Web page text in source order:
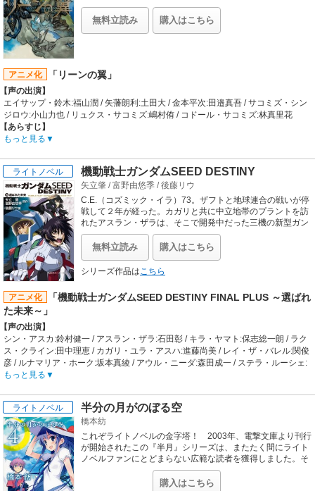
東映アニメーション
【スタッフ情報】
プロデューサー:大野逸雄、亀田雅之、鶴崎りか、鷲尾天 / シリーズディレクター:
小村敏明 / シリーズ構成:長津晴子 / キャラクターデザイン:稲上晃 / 色彩設計:沢田
豊二 / 美術デザイン:行信三 / 製作担当:坂井和男
【音楽】
OP:うちやえゆかwith Splash Stars「まかせて★スプラッシュ☆スター★」 / ED1:
五條真由美「「笑うが勝ち！」でGO!」 / ED2:五條真由美withフラッピ＆チョッ
ピーズ「ガンバランスdeダンス」
たな戦乱の渦中となった迫水は!?
無料立読み 購入はこちら
アニメ化 「リーンの翼」
【声の出演】
エイサップ・鈴木:福山潤 / 矢藩朗利:土田大 / 金本平次:田邉真吾 / サコミズ・シン
ジロウ:小山力也 / リュクス・サコミズ:嶋村侑 / コドール・サコミズ:林真里花
【あらすじ】
山口県の岩国市には海上自衛隊と在日米軍の基地がある。基地に近いアパートに
う。同じアパートに住む朗利と金本がロケット弾を米軍基地に打ち込んだのだ。
エイサップは逃げるバイクの上で、海中から光が溢れ出すのを見た。光の中から
現れたのは戦艦だった。しかも空を飛んでいて、虫の足が生えている戦艦だった
のだ。戦艦には美しい姫が乗っていた。バイストン・ウェルにあるホウジョウ国
のリュクスと名乗った少女の足には、光る翼の靴があった。「私の父は日本人シ
ンジロウ・サコミズである!手伝ってくれるな!エイサップ・鈴木!」初めて会うエ
イサップの名を言い当てたリュクスは異世界から来たのだと言う。光の中から現
れた戦艦は１隻だけではなかった。そして戦争が始まった。
【制作会社】
サンライズ
【スタッフ情報】
原作:富野由悠季
総監督:富野由悠季
脚本:高山治郎 / 音楽:樋口康雄 / 美術:池田繁美 / ビジュアルコンセプター:okama /
メカデザイン:篠原保、沙倉拓実 / アニメーションディレクター:工藤昌史
【音楽】
ED:土屋アンナ「MY FATE」
もっと見る
ライトノベル 機動戦士ガンダムSEED DESTINY
矢立肇 /富野由悠季 /後藤リウ
C.E.（コズミック・イラ）73。ザフトと地球連合の戦いが停
戦して２年が経った。カガリと共に中立地帯のプラントを訪
れたアスラン・ザラは、そこで開発中だった三機の新型ガン
ダムが何者かによって奪れるのを目撃する！ ガンダム強奪
犯追討のため出航する、ザフトの新造艦ミネルバ。だがそれ
無料立読み 購入はこちら
シリーズ作品は こちら
アニメ化
「機動戦士ガンダムSEED DESTINY FINAL PLUS ～選ばれ
た未来～」
【声の出演】
シン・アスカ:鈴村健一 / アスラン・ザラ:石田彰 / キラ・ヤマト:保志総一朗 / ラク
ス・クライン:田中理恵 / カガリ・ユラ・アスハ:進藤尚美 / レイ・ザ・バレル:関俊
彦 / ルナマリア・ホーク:坂本真綾 / アウル・ニーダ:森田成一 / ステラ・ルーシェ:
桑島法子 / スティング・オークレー:諏訪部順一 / ギルバート・デュランダル:池田
【制作会社】
サンライズ
【スタッフ情報】
原作:矢立肇、富野由悠季
監督:福田己津央
シリーズ構成:両澤千晶 / 脚本:両澤千晶、大野木寛、兵頭一歩、野村祐一、森田
繁、吉野弘幸、高橋ナツコ / キャラクターデザイン:平井久司 / メカニカルデザイ
ン:大河原邦男、山根公利 / デザインワークス:藤岡建機 / チーフメカ作画監督:重田
もっと見る
ライトノベル 半分の月がのぼる空
橋本紡
これぞライトノベルの金字塔！ 2003年、電撃文庫より刊行
が開始されたこの『半月』シリーズは、またたく間にライト
ノベルファンにとどまらない広範な読者を獲得しました。そ
して2013年、装いも新たに刊行された文春文庫全４巻は、主
人公たちの台詞を物語の舞台、伊勢弁に改めたリメイク版で
購入はこちら